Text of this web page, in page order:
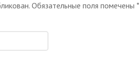
Обязательные поля помечены *